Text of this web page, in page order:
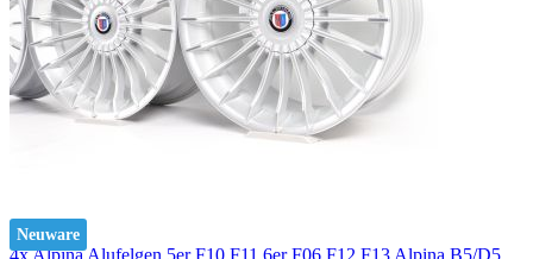
Neuware
4x Alpina Alufelgen 5er F10 F11 6er F06 F12 F13 Alpina B5/D5